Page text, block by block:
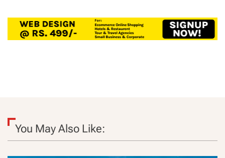
You May Also Like: